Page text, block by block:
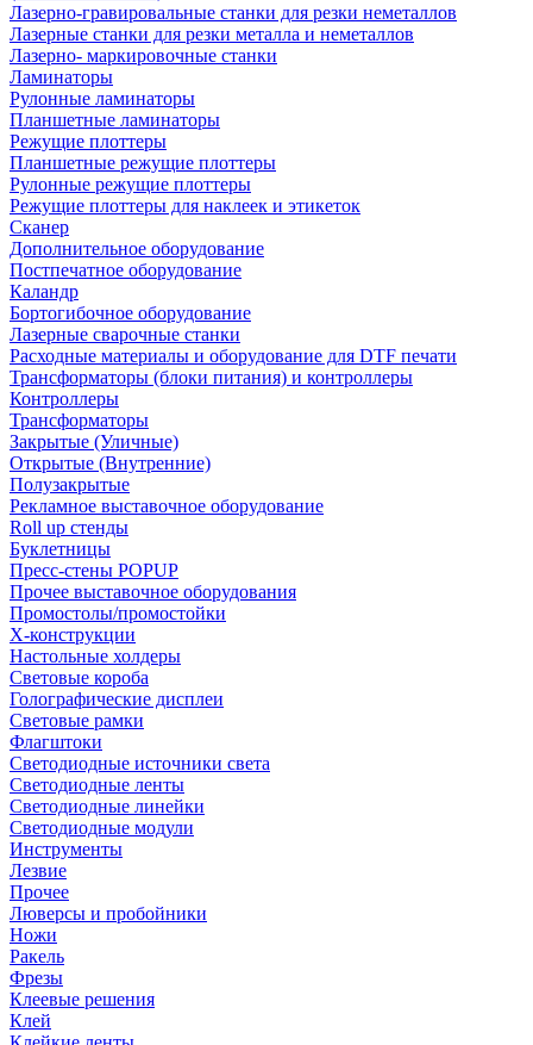
Лазерно-гравировальные станки для резки неметаллов
Лазерные станки для резки металла и неметаллов
Лазерно- маркировочные станки
Ламинаторы
Рулонные ламинаторы
Планшетные ламинаторы
Режущие плоттеры
Планшетные режущие плоттеры
Рулонные режущие плоттеры
Режущие плоттеры для наклеек и этикеток
Сканер
Дополнительное оборудование
Постпечатное оборудование
Каландр
Бортогибочное оборудование
Лазерные сварочные станки
Расходные материалы и оборудование для DTF печати
Трансформаторы (блоки питания) и контроллеры
Контроллеры
Трансформаторы
Закрытые (Уличные)
Открытые (Внутренние)
Полузакрытые
Рекламное выставочное оборудование
Roll up стенды
Буклетницы
Пресс-стены POPUP
Прочее выставочное оборудования
Промостолы/промостойки
Х-конструкции
Настольные холдеры
Световые короба
Голографические дисплеи
Световые рамки
Флагштоки
Светодиодные источники света
Светодиодные ленты
Светодиодные линейки
Светодиодные модули
Инструменты
Лезвие
Прочее
Люверсы и пробойники
Ножи
Ракель
Фрезы
Клеевые решения
Клей